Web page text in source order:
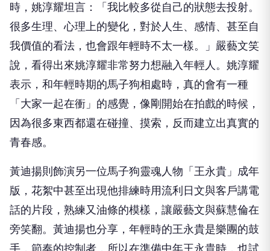
時，姚淳耀坦言：「我比較多從自己的狀態去投射。
很多生理、心理上的變化，對於人生、感情、甚至自
我價值的看法，也會跟年輕時不太一樣。」嚴藝文笑
說，看得出來姚淳耀非常努力想融入年輕人。姚淳耀
表示，和年輕時期的馬子狗相處時，真的會有一種
「大家一起在衝」的感覺，像剛開始在拍戲的時候，
因為很多東西都還在碰撞、摸索，反而建立出真實的
青春感。
黃迪揚則飾演另一位馬子狗靈魂人物「王永貴」成年
版，花絮中甚至出現他排練時用流利日文與客戶講電
話的片段，熟練又油條的模樣，讓嚴藝文與蘇慧倫在
旁笑翻。黃迪揚也分享，年輕時的王永貴是樂團的鼓
手，節奏的控制者，所以在準備中年王永貴時，也試